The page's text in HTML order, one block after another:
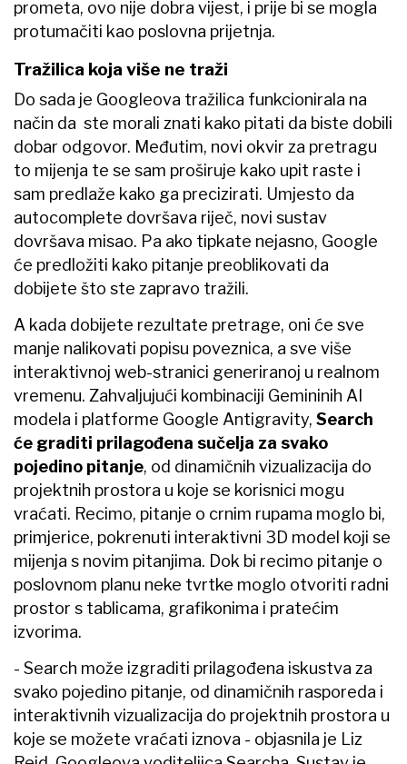
prometa, ovo nije dobra vijest, i prije bi se mogla
protumačiti kao poslovna prijetnja.
Tražilica koja više ne traži
Do sada je Googleova tražilica funkcionirala na
način da ste morali znati kako pitati da biste dobili
dobar odgovor. Međutim, novi okvir za pretragu
to mijenja te se sam proširuje kako upit raste i
sam predlaže kako ga precizirati. Umjesto da
autocomplete dovršava riječ, novi sustav
dovršava misao. Pa ako tipkate nejasno, Google
će predložiti kako pitanje preoblikovati da
dobijete što ste zapravo tražili.
A kada dobijete rezultate pretrage, oni će sve
manje nalikovati popisu poveznica, a sve više
interaktivnoj web-stranici generiranoj u realnom
vremenu. Zahvaljujući kombinaciji Gemininih AI
modela i platforme Google Antigravity, Search
će graditi prilagođena sučelja za svako
pojedino pitanje, od dinamičnih vizualizacija do
projektnih prostora u koje se korisnici mogu
vraćati. Recimo, pitanje o crnim rupama moglo bi,
primjerice, pokrenuti interaktivni 3D model koji se
mijenja s novim pitanjima. Dok bi recimo pitanje o
poslovnom planu neke tvrtke moglo otvoriti radni
prostor s tablicama, grafikonima i pratećim
izvorima.
- Search može izgraditi prilagođena iskustva za
svako pojedino pitanje, od dinamičnih rasporeda i
interaktivnih vizualizacija do projektnih prostora u
koje se možete vraćati iznova - objasnila je Liz